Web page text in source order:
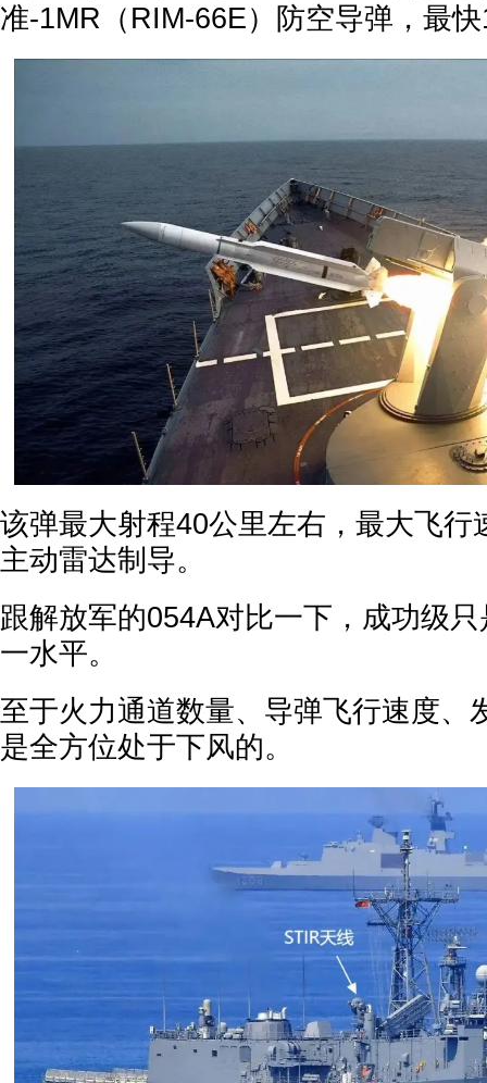
准-1MR（RIM-66E）防空导弹，最
该弹最大射程40公里左右，最大飞行
主动雷达制导。
跟解放军的054A对比一下，成功级
一水平。
至于火力通道数量、导弹飞行速度、
是全方位处于下风的。